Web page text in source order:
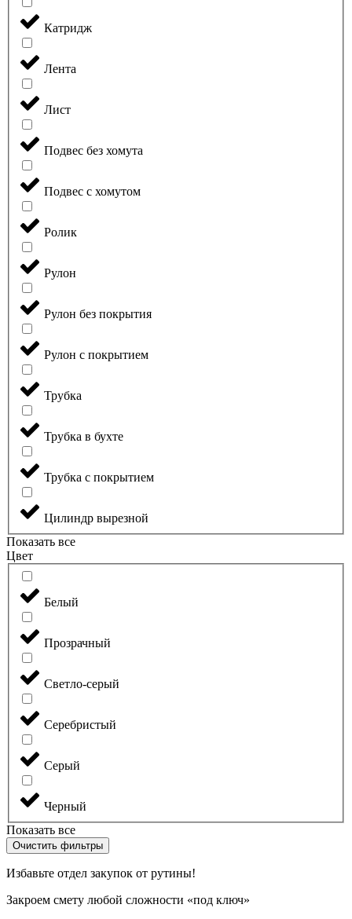
Катридж
Лента
Лист
Подвес без хомута
Подвес с хомутом
Ролик
Рулон
Рулон без покрытия
Рулон с покрытием
Трубка
Трубка в бухте
Трубка с покрытием
Цилиндр вырезной
Показать все
Цвет
Белый
Прозрачный
Светло-серый
Серебристый
Серый
Черный
Показать все
Очистить фильтры
Избавьте отдел закупок от рутины!
Закроем смету любой сложности «под ключ»